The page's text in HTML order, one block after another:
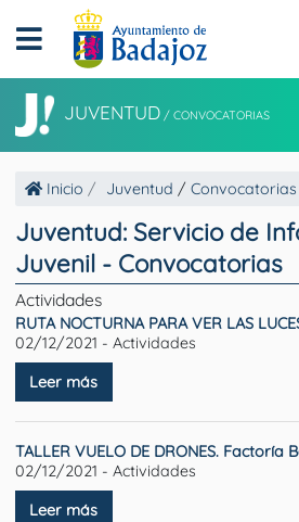
JUVENTUD / CONVOCATORIAS
Inicio Juventud / Convocatorias
Juventud: Servicio de
Juvenil - Convocatorias
Actividades
RUTA NOCTURNA PARA VER LAS
02/12/2021 - Actividades
Leer más
TALLER VUELO DE DRONES. Factoría
02/12/2021 - Actividades
Leer más